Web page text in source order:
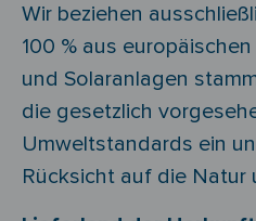
Wir beziehen
100 % aus
und Solaranlagen
die gesetzlich
Umweltstandards ein
Rücksicht auf die Natur